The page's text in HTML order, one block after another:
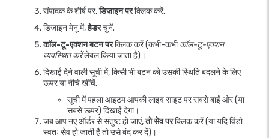
संपादक के शीर्ष पर,डिज़ाइन परक्लिक करें.
डिज़ाइन मेनू में,हेडरचुनें.
कॉल-टू-एक्शन बटन परक्लिक करें (कभी-कभीकॉल-टू-एक्शन
व्यवस्थित करेंलेबल किया जाता है)।
दिखाई देने वाली सूची में, किसी भी बटन को उसकी स्थिति बदलने के लिए
ऊपर या नीचे खींचें.
सूची में पहला आइटम आपकी लाइव साइट पर सबसे बाईं ओर (या
सबसे ऊपर) दिखाई देगा।
जब आप नए ऑर्डर से संतुष्ट हो जाएं,तो सेव परक्लिक करें (या यदि विंडो
स्वतः सेव हो जाती है तो उसे बंद कर दें)।